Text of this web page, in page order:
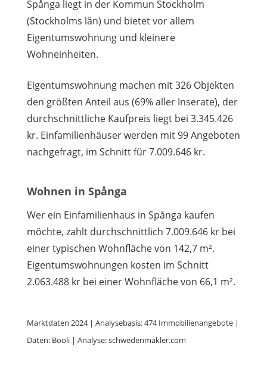
Spånga liegt in der Kommun Stockholm
(Stockholms län) und bietet vor allem
Eigentumswohnung und kleinere
Wohneinheiten.
Eigentumswohnung machen mit 326 Objekten
den größten Anteil aus (69% aller Inserate), der
durchschnittliche Kaufpreis liegt bei 3.345.426
kr. Einfamilienhäuser werden mit 99 Angeboten
nachgefragt, im Schnitt für 7.009.646 kr.
Wohnen in Spånga
Wer ein Einfamilienhaus in Spånga kaufen
möchte, zahlt durchschnittlich 7.009.646 kr bei
einer typischen Wohnfläche von 142,7 m².
Eigentumswohnungen kosten im Schnitt
2.063.488 kr bei einer Wohnfläche von 66,1 m².
Marktdaten 2024 | Analysebasis: 474 Immobilienangebote |
Daten: Booli | Analyse: schwedenmakler.com